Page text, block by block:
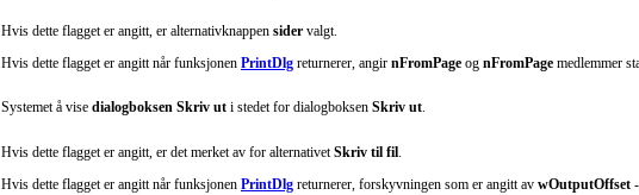
Hvis dette flagget er angitt, er alternativknappen sider valgt.
Hvis dette flagget er angitt når funksjonen PrintDlg returnerer, angir nFromPage og nFromPage medlemmer
Systemet å vise dialogboksen Skriv ut i stedet for dialogboksen Skriv ut.
Hvis dette flagget er angitt, er det merket av for alternativetSkriv til fil.
Hvis dette flagget er angitt når funksjonen PrintDlg returnerer, forskyvningen som er angitt av wOutputOffset